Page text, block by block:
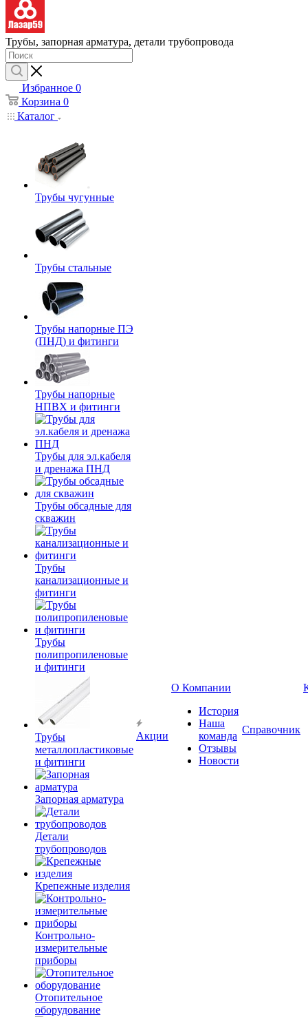
Трубы, запорная арматура, детали трубопровода
Избранное 0
Корзина 0
Каталог
Трубы чугунные
Трубы стальные
Трубы напорные ПЭ
(ПНД) и фитинги
Трубы напорные
НПВХ и фитинги
Трубы для эл.кабеля
и дренажа ПНД
Трубы обсадные для
скважин
Трубы
канализационные и
фитинги
Трубы
полипропиленовые
и фитинги
Трубы
металлопластиковые
и фитинги
Запорная арматура
Детали
трубопроводов
Крепежные изделия
Контрольно-
измерительные
приборы
Отопительное
оборудование
Акции
О Компании
История
Наша
команда
Отзывы
Новости
Справочник